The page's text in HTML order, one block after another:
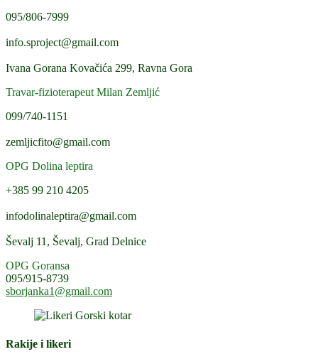
095/806-7999
info.sproject@gmail.com
Ivana Gorana Kovačića 299, Ravna Gora
Travar-fizioterapeut Milan Zemljić
099/740-1151
zemljicfito@gmail.com
OPG Dolina leptira
+385 99 210 4205
infodolinaleptira@gmail.com
Ševalj 11, Ševalj, Grad Delnice
OPG Goransa
095/915-8739
sborjanka1@gmail.com
Rakije i likeri